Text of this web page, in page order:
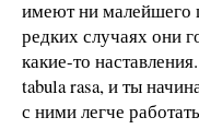
имеют ни малейшего
редких случаях они
какие-то
tabula rasa, и ты
с ними легче